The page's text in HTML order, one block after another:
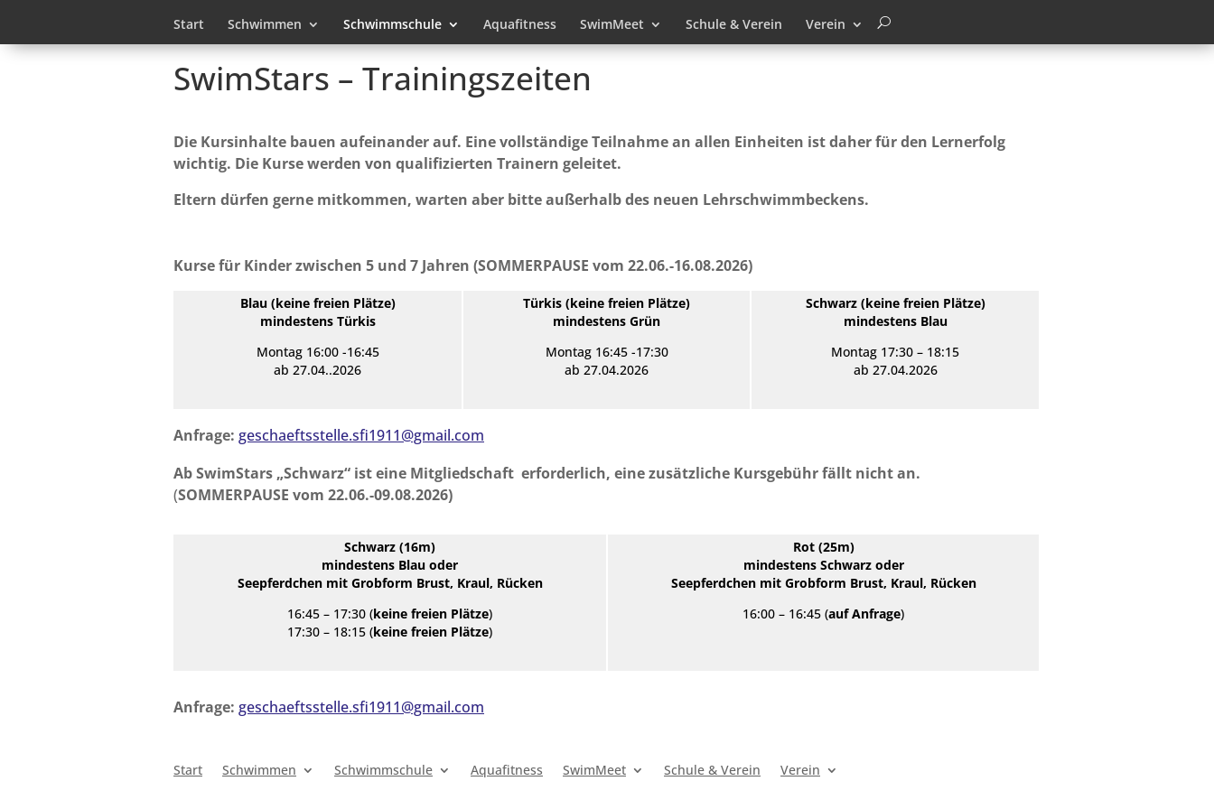
Start Schwimmen Schwimmschule Aquafitness SwimMeet Schule & Verein Verein
SwimStars – Trainingszeiten
Die Kursinhalte bauen aufeinander auf. Eine vollständige Teilnahme an allen Einheiten ist daher für den Lernerfolg
wichtig. Die Kurse werden von qualifizierten Trainern geleitet.
Eltern dürfen gerne mitkommen, warten aber bitte außerhalb des neuen Lehrschwimmbeckens.
Kurse für Kinder zwischen 5 und 7 Jahren (SOMMERPAUSE vom 22.06.-16.08.2026)
Blau (keine freien Plätze)
mindestens Türkis
Montag 16:00 -16:45
ab 27.04..2026
Türkis (keine freien Plätze)
mindestens Grün
Montag 16:45 -17:30
ab 27.04.2026
Schwarz (keine freien Plätze)
mindestens Blau
Montag 17:30 – 18:15
ab 27.04.2026
Anfrage: geschaeftsstelle.sfi1911@gmail.com
Ab SwimStars „Schwarz“ ist eine Mitgliedschaft erforderlich, eine zusätzliche Kursgebühr fällt nicht an.
(SOMMERPAUSE vom 22.06.-09.08.2026)
Schwarz (16m)
mindestens Blau oder
Seepferdchen mit Grobform Brust, Kraul, Rücken
16:45 – 17:30 (keine freien Plätze)
17:30 – 18:15 (keine freien Plätze)
Rot (25m)
mindestens Schwarz oder
Seepferdchen mit Grobform Brust, Kraul, Rücken
16:00 – 16:45 (auf Anfrage)
Anfrage: geschaeftsstelle.sfi1911@gmail.com
Start Schwimmen Schwimmschule Aquafitness SwimMeet Schule & Verein Verein